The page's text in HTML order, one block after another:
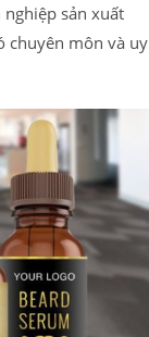
sản xuất
chuyên môn và uy